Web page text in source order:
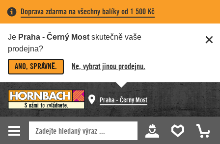
Doprava zdarma na všechny balíky od 1 500 Kč
Je Praha - Černý Most skutečně vaše
prodejna?
ANO, SPRÁVNĚ. Ne, vybrat jinou prodejnu.
Praha - Černý Most